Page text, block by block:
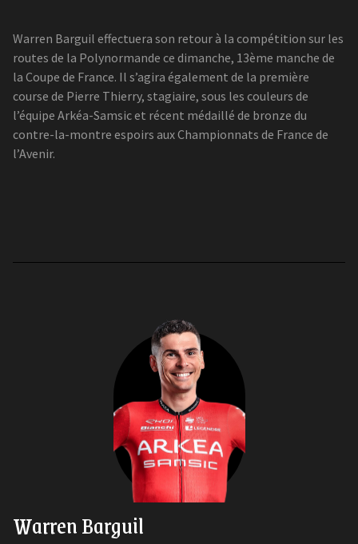
Warren Barguil effectuera son retour à la compétition sur les
routes de la Polynormande ce dimanche, 13ème manche de
la Coupe de France. Il s’agira également de la première
course de Pierre Thierry, stagiaire, sous les couleurs de
l’équipe Arkéa-Samsic et récent médaillé de bronze du
contre-la-montre espoirs aux Championnats de France de
l’Avenir.
Warren Barguil